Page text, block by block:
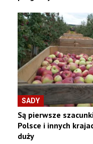
SADY
Są pierwsze
Polsce i innych
duży